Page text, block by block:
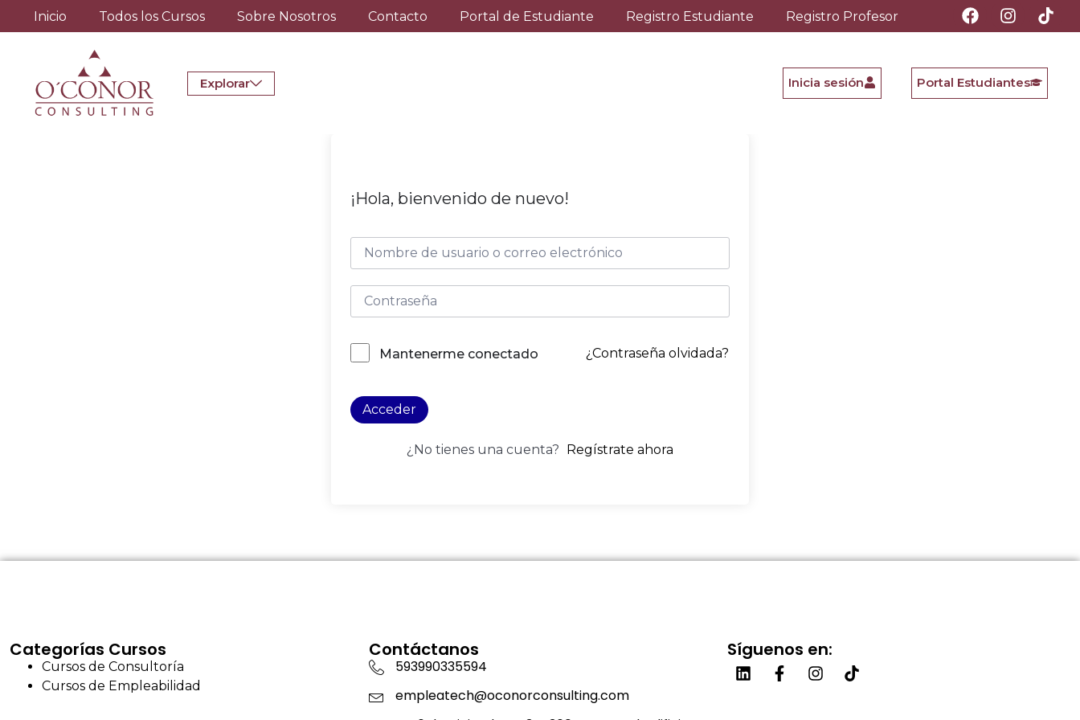
Inicio Todos los Cursos Sobre Nosotros Contacto Portal de Estudiante Registro Estudiante Registro Profesor
Explorar Inicia sesión Portal Estudiantes
¡Hola, bienvenido de nuevo!
Mantenerme conectado ¿Contraseña olvidada?
Acceder
¿No tienes una cuenta? Regístrate ahora
Categorías Cursos
Cursos de Consultoría
Cursos de Empleabilidad
Contáctanos
593990335594
empleatech@oconorconsulting.com
Síguenos en: